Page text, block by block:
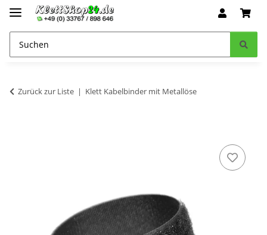
Zurück zur Liste Klett Kabelbinder mit Metallöse